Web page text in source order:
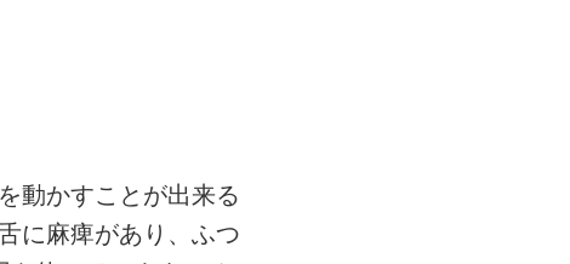
動かすことが出来る
に麻痺があり、ふつ